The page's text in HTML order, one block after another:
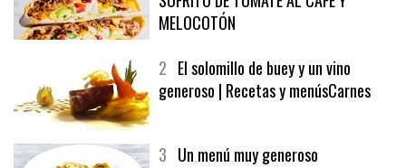
1CRUNCH WRAP SUPREME CON
SOFRITO DE TOMATE AL CAFÉ Y
MELOCOTÓN
2El solomillo de buey y un vino